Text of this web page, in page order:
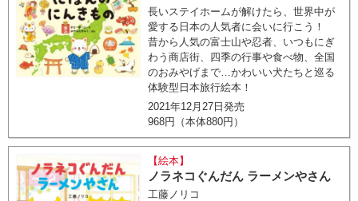
長いステイホームが解けたら、世界中が
愛する日本の人気者に会いに行こう！
昔から人気の富士山や忍者、いつもにぎ
わう商店街、四季の行事や食べ物、全国
のおみやげまで…かわいい犬たちと巡る
体験型日本旅行絵本！
2021年12月27日発売
968円（本体880円）
【絵本】
ノラネコぐんだん ラーメンやさん
工藤ノリコ